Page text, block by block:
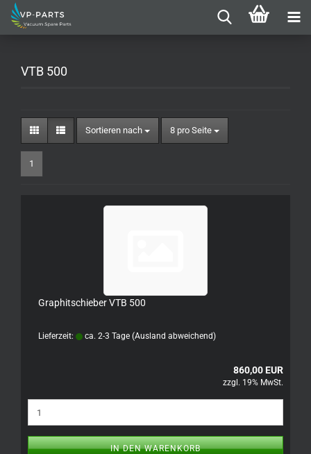
VTB 500
Sortieren nach
Sortieren nach 8 pro Seite
pro Seite
1
Graphitschieber VTB 500
Lieferzeit: ca. 2-3 Tage (Ausland abweichend)
860,00 EUR
zzgl. 19% MwSt.
IN DEN WARENKORB